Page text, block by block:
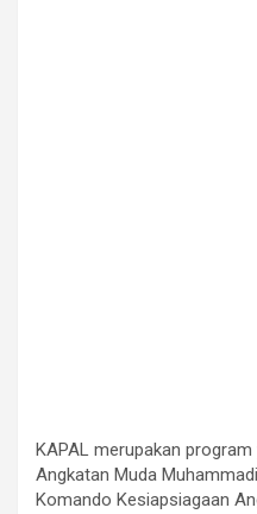
KAPAL merupakan
Angkatan Muda
Komando Kesiapsiagaan